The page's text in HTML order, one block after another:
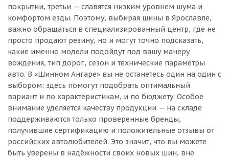
покрытии, третьи — славятся низким уровнем шума и
комфортом езды. Поэтому, выбирая шины в Ярославле,
важно обращаться в специализированный центр, где не
просто продают резину, но и могут точно подсказать,
какие именно модели подойдут под вашу манеру
вождения, тип дорог, сезон и технические параметры
авто. В «Шинном Ангаре» вы не останетесь один на один с
выбором: здесь помогут подобрать оптимальный
вариант и по характеристикам, и по бюджету. Особое
внимание уделяется качеству продукции — на складе
поддерживаются только проверенные бренды,
получившие сертификацию и положительные отзывы от
российских автолюбителей. Это значит, что вы можете
быть уверены в надёжности своих новых шин, вне